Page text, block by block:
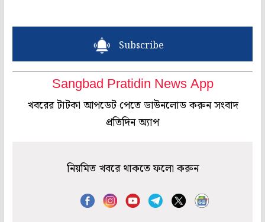
Subscribe
Sangbad Pratidin News App
খবরের টাটকা আপডেট পেতে ডাউনলোড করুন সংবাদ
প্রতিদিন অ্যাপ
নিয়মিত খবরে থাকতে ফলো করুন